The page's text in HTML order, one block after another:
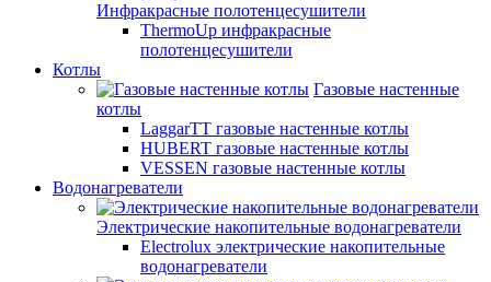
Инфракрасные полотенцесушители
ThermoUp инфракрасные
полотенцесушители
Котлы
Газовые настенные
котлы
LaggarTT газовые настенные котлы
HUBERT газовые настенные котлы
VESSEN газовые настенные котлы
Водонагреватели
Электрические накопительные водонагреватели
Electrolux электрические накопительные
водонагреватели